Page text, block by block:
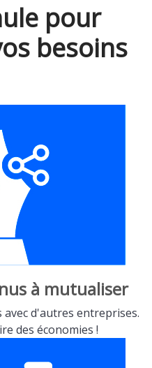
pour
besoins
à mutualiser
d'autres entreprises.
des économies !